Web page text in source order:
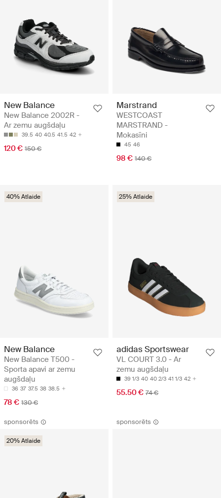
New Balance
New Balance 2002R -
Ar zemu augšdaļu
39.5 40 40.5 41.5 42
120 € 150 €
Marstrand
WESTCOAST
MARSTRAND -
Mokasīni
45 46
98 € 140 €
40% Atlaide
New Balance
New Balance T500 -
Sporta apavi ar zemu
augšdaļu
36 37 37.5 38 38.5
78 € 130 €
25% Atlaide
adidas Sportswear
VL COURT 3.0 - Ar
zemu augšdaļu
39 1/3 40 40 2/3 41 1/3 42
55.50 € 74 €
sponsorēts
20% Atlaide
sponsorēts